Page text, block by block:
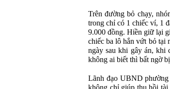
Trên đường bỏ chạy,
trong chỉ có 1 chiếc ví, 1
9.000 đồng. Hiền giữ lại
chiếc ba lô hắn vứt bỏ tại
ngày sau khi gây án, khi
không ai biết thì bất ngờ
Lãnh đạo UBND phường